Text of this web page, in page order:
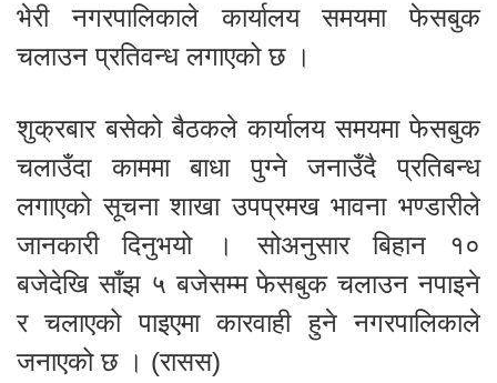
भेरी नगरपालिकाले कार्यालय समयमा फेसबुक
चलाउन प्रतिवन्ध लगाएको छ ।
शुक्रबार बसेको बैठकले कार्यालय समयमा फेसबुक
चलाउँदा काममा बाधा पुग्ने जनाउँदै प्रतिबन्ध
लगाएको सूचना शाखा उपप्रमख भावना भण्डारीले
जानकारी दिनुभयो । सोअनुसार बिहान १०
बजेदेखि साँझ ५ बजेसम्म फेसबुक चलाउन नपाइने
र चलाएको पाइएमा कारवाही हुने नगरपालिकाले
जनाएको छ । (रासस)